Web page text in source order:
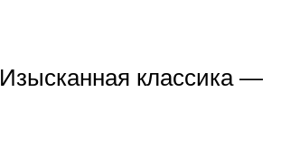
Изысканная классика —